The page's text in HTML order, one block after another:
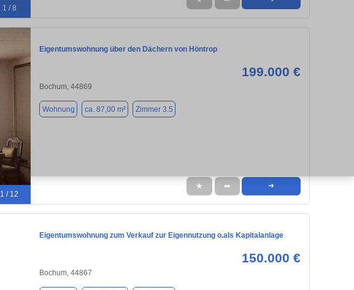
1 / 8
1 / 12
Eigentumswohnung über den Dächern von Höntrop
199.000 €
Bochum, 44869
Wohnung ca. 87,00 m² Zimmer 3.5
★ ➦ ➜
Eigentumswohnung zum Verkauf zur Eigennutzung o.als Kapitalanlage
150.000 €
Bochum, 44867